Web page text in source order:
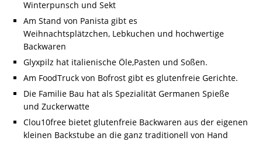
Winterpunsch und Sekt
Am Stand von Panista gibt es
Weihnachtsplätzchen, Lebkuchen und hochwertige
Backwaren
Glyxpilz hat italienische Öle,Pasten und Soßen.
Am FoodTruck von Bofrost gibt es glutenfreie Gerichte.
Die Familie Bau hat als Spezialität Germanen Spieße
und Zuckerwatte
Clou10free bietet glutenfreie Backwaren aus der eigenen
kleinen Backstube an die ganz traditionell von Hand